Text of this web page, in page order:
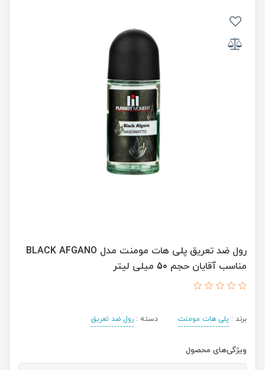
رول ضد تعریق پلی هات مومنت مدل BLACK AFGANO
مناسب آقایان حجم 50 میلی لیتر
برند : پلی هات مومنت دسته : رول ضد تعریق
ویژگی‌های محصول